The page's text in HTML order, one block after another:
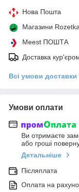
Нова Пошта
Магазини Rozetka
Meest ПОШТА
Доставка
Всі умови доставки
Умови оплати
Ви отримаєте
або гроші
Детальніше
Післяплата
Оплата на